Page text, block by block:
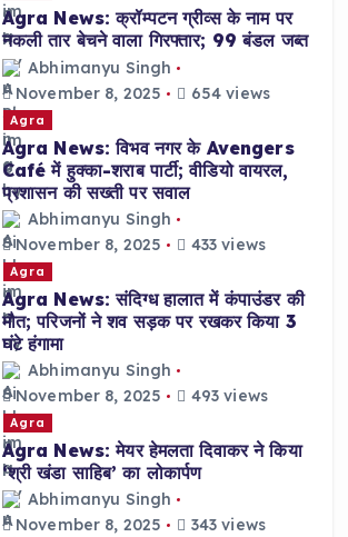
Agra News: क्रॉम्पटन ग्रीव्स के नाम पर
नकली तार बेचने वाला गिरफ्तार; 99 बंडल जब्त
Abhimanyu Singh
November 8, 2025
654 views
Agra
Agra News: विभव नगर के Avengers
Café में हुक्का-शराब पार्टी; वीडियो वायरल,
प्रशासन की सख्ती पर सवाल
Abhimanyu Singh
November 8, 2025
433 views
Agra
Agra News: संदिग्ध हालात में कंपाउंडर की
मौत; परिजनों ने शव सड़क पर रखकर किया 3
घंटे हंगामा
Abhimanyu Singh
November 8, 2025
493 views
Agra
Agra News: मेयर हेमलता दिवाकर ने किया
‘श्री खंडा साहिब’ का लोकार्पण
Abhimanyu Singh
November 8, 2025
343 views